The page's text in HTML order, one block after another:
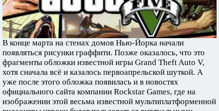
В конце марта на стенах домов Нью-Йорка начали
появляться рисунки граффити. Позже оказалось, что это
фрагменты обложки известной игры Grand Theft Auto V,
хотя сначала всё и казалось первоапрельской шуткой. А
уже после этого обложка появилась и в новостях
официального сайта компании Rockstar Games, где на
изображении этой весьма известной мультиплатформенной